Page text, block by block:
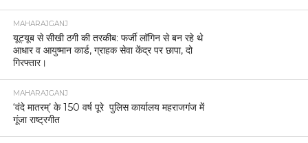
MAHARAJGANJ
यूट्यूब से सीखी ठगी की तरकीब: फर्जी लॉगिन से बन रहे थे
आधार व आयुष्मान कार्ड, ग्राहक सेवा केंद्र पर छापा, दो
गिरफ्तार।
MAHARAJGANJ
‘वंदे मातरम्’ के 150 वर्ष पूरे पुलिस कार्यालय महराजगंज में
गूंजा राष्ट्रगीत